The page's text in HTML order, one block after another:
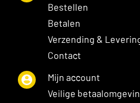
Bestellen
Betalen
Verzending &
Contact
Mijn account
Veilige